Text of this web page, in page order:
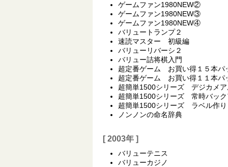
ゲームファン1980NEW②
ゲームファン1980NEW③
ゲームファン1980NEW④
バリュートランプ２
速読マスター 初級編
バリューリバーシ２
バリュー詰将棋入門
超定番ゲーム お買い得１５本パ
超定番ゲーム お買い得１１本パ
超簡単1500シリーズ デジカメア
超簡単1500シリーズ 常時バック
超簡単1500シリーズ ラベル作り
ノンノンの命名辞典
[ 2003年 ]
バリューテニス
バリューカジノ